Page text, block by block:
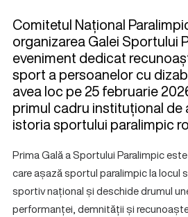
Comitetul Național
organizarea Galei Sportului
eveniment dedicat
sport a persoanelor cu
avea loc pe 25 februarie
primul cadru instituțional de
istoria sportului paralimpic
Prima Gală a Sportului Paralimpic
care așază sportul paralimpic la locul
sportiv național și deschide drumul
performanței, demnității și